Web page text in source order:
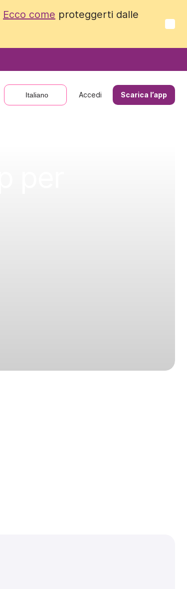
Ecco come proteggerti dalle
Italiano Accedi Scarica l’app
Ecco come proteggerti dalle
Italiano Accedi Scarica l’app